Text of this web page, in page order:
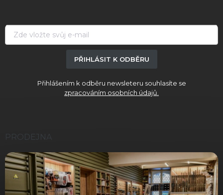
PŘIHLÁSIT K ODBĚRU
Přihlášením k odběru newsleteru souhlasíte se
zpracováním osobních údajů.
PRODEJNA